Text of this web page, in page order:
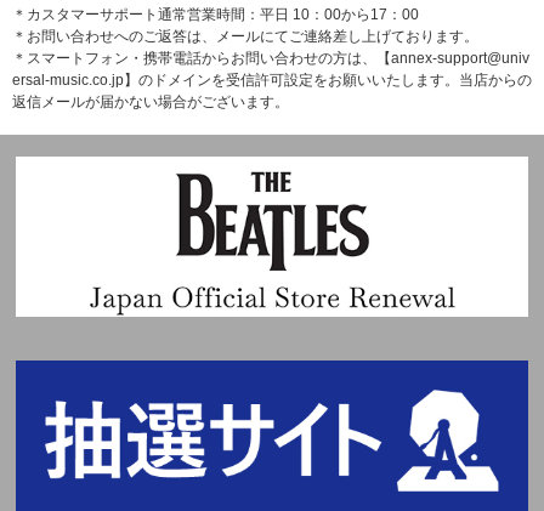
＊カスタマーサポート通常営業時間：平日 10：00から17：00
＊お問い合わせへのご返答は、メールにてご連絡差し上げております。
＊スマートフォン・携帯電話からお問い合わせの方は、【annex-support@univ
ersal-music.co.jp】のドメインを受信許可設定をお願いいたします。当店からの
返信メールが届かない場合がございます。